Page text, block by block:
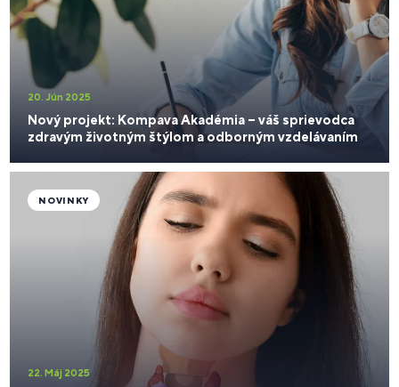
20. Jún 2025
Nový projekt: Kompava Akadémia – váš sprievodca
zdravým životným štýlom a odborným vzdelávaním
22. Máj 2025
NOVINKY